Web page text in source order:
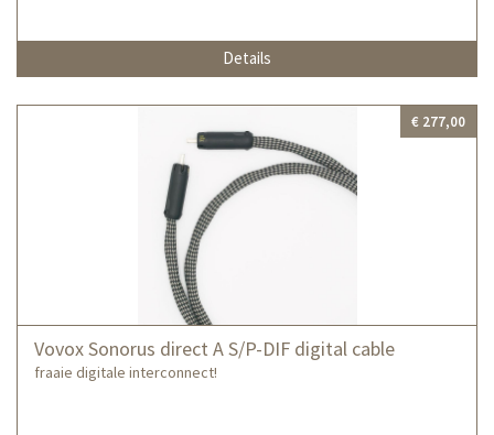
Details
Vovox Sonorus direct A S/P-DIF digital cable
fraaie digitale interconnect!
€ 277,00